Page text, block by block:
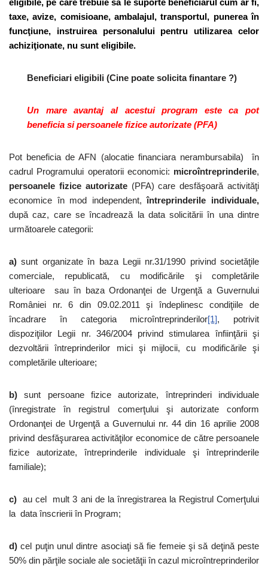
eligibile, pe care trebuie sa le suporte beneficiarul cum ar fi,
taxe, avize, comisioane, ambalajul, transportul, punerea în
funcţiune, instruirea personalului pentru utilizarea celor
achiziţionate, nu sunt eligibile.
Beneficiari eligibili (Cine poate solicita finantare ?)
Un mare avantaj al acestui program este ca pot
beneficia si persoanele fizice autorizate (PFA)
Pot beneficia de AFN (alocatie financiara nerambursabila) în
cadrul Programului operatorii economici: microîntreprinderile,
persoanele fizice autorizate(PFA) care desfăşoară activităţi
economice în mod independent,întreprinderile individuale,
după caz, care se încadrează la data solicitării în una dintre
următoarele categorii:
a) sunt organizate în baza Legii nr.31/1990 privind societăţile
comerciale, republicată, cu modificările şi completările
ulterioare sau în baza Ordonanţei de Urgenţă a Guvernului
României nr. 6 din 09.02.2011 şi îndeplinesc condiţiile de
încadrare în categoria microîntreprinderilor[1], potrivit
dispoziţiilor Legii nr. 346/2004 privind stimularea înfiinţării şi
dezvoltării întreprinderilor mici şi mijlocii, cu modificările şi
completările ulterioare;
b) sunt persoane fizice autorizate, întreprinderi individuale
(înregistrate în registrul comerţului şi autorizate conform
Ordonanţei de Urgenţă a Guvernului nr. 44 din 16 aprilie 2008
privind desfăşurarea activităţilor economice de către persoanele
fizice autorizate, întreprinderile individuale şi întreprinderile
familiale);
c) au cel mult 3 ani de la înregistrarea la Registrul Comerţului
la data înscrierii în Program;
d) cel puţin unul dintre asociaţi să fie femeie şi să deţină peste
50% din părţile sociale ale societăţii în cazul microîntreprinderilor